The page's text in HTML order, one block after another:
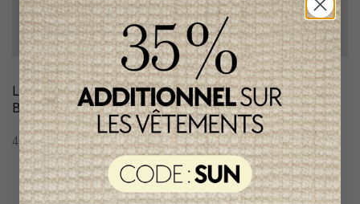
Lot de 3 Bodies Petit
Bateau Garçon
43,95$CA
Robe Petit Bateau Fille
73,95$CA